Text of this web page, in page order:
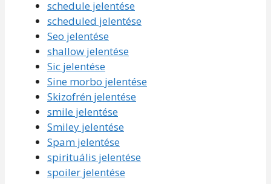
schedule jelentése
scheduled jelentése
Seo jelentése
shallow jelentése
Sic jelentése
Sine morbo jelentése
Skizofrén jelentése
smile jelentése
Smiley jelentése
Spam jelentése
spirituális jelentése
spoiler jelentése